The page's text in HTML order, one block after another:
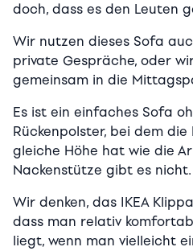
doch, dass es den Leuten
Wir nutzen dieses Sofa
private Gespräche, oder
gemeinsam in die
Es ist ein einfaches Sofa
Rückenpolster, bei dem die
gleiche Höhe hat wie die
Nackenstütze gibt es nicht.
Wir denken, das IKEA
dass man relativ
liegt, wenn man vielleicht